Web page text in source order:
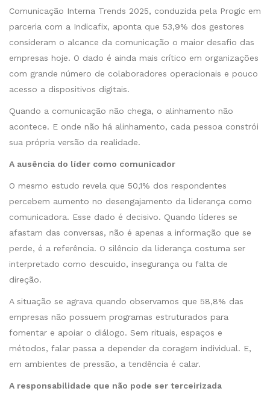
Comunicação Interna Trends 2025, conduzida pela Progic em
parceria com a Indicafix, aponta que 53,9% dos gestores
consideram o alcance da comunicação o maior desafio das
empresas hoje. O dado é ainda mais crítico em organizações
com grande número de colaboradores operacionais e pouco
acesso a dispositivos digitais.
Quando a comunicação não chega, o alinhamento não
acontece. E onde não há alinhamento, cada pessoa constrói
sua própria versão da realidade.
A ausência do líder como comunicador
O mesmo estudo revela que 50,1% dos respondentes
percebem aumento no desengajamento da liderança como
comunicadora. Esse dado é decisivo. Quando líderes se
afastam das conversas, não é apenas a informação que se
perde, é a referência. O silêncio da liderança costuma ser
interpretado como descuido, insegurança ou falta de
direção.
A situação se agrava quando observamos que 58,8% das
empresas não possuem programas estruturados para
fomentar e apoiar o diálogo. Sem rituais, espaços e
métodos, falar passa a depender da coragem individual. E,
em ambientes de pressão, a tendência é calar.
A responsabilidade que não pode ser terceirizada